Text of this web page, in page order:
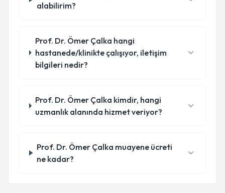
alabilirim?
Prof. Dr. Ömer Çalka hangi
hastanede/klinikte çalışıyor, iletişim
bilgileri nedir?
Prof. Dr. Ömer Çalka kimdir, hangi
uzmanlık alanında hizmet veriyor?
Prof. Dr. Ömer Çalka muayene ücreti
ne kadar?